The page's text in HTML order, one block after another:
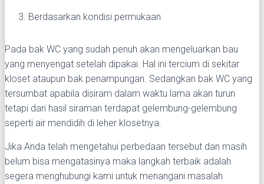
Berdasarkan kondisi permukaan
Pada bak WC yang sudah penuh akan mengeluarkan bau
yang menyengat setelah dipakai. Hal ini tercium di sekitar
kloset ataupun bak penampungan. Sedangkan bak WC yang
tersumbat apabila disiram dalam waktu lama akan turun
tetapi dari hasil siraman terdapat gelembung-gelembung
seperti air mendidih di leher klosetnya.
Jika Anda telah mengetahui perbedaan tersebut dan masih
belum bisa mengatasinya maka langkah terbaik adalah
segera menghubungi kami untuk menangani masalah